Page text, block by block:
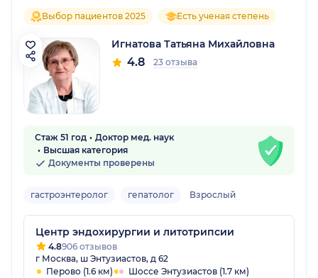
Выбор пациентов 2025 Есть ученая степень
Игнатова Татьяна Михайловна
4.8 23 отзыва
Стаж 51 год
Доктор мед. наук
Высшая категория
Документы проверены
гастроэнтеролог гепатолог Взрослый
Центр эндохирургии и литотрипсии
4.8906 отзывов
г Москва, ш Энтузиастов, д 62
Перово (1.6 км)
Шоссе Энтузиастов (1.7 км)